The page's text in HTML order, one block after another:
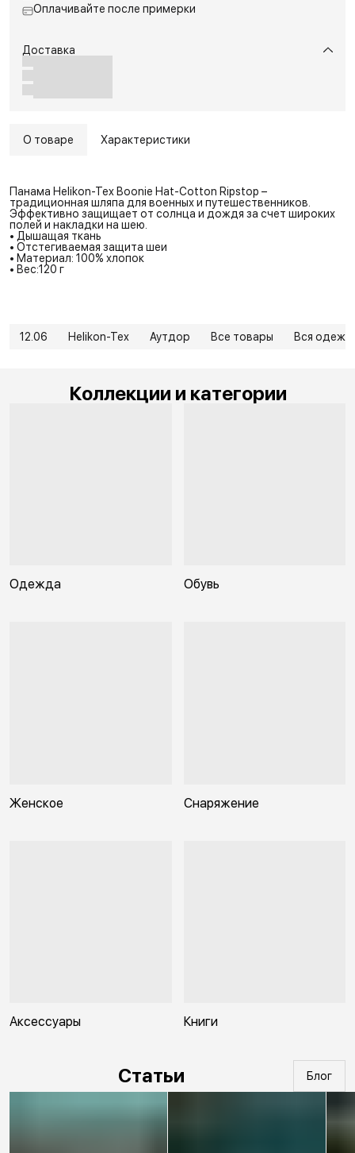
Оплачивайте после примерки
Доставка
О товаре Характеристики
Панама Helikon-Tex Boonie Hat-Cotton Ripstop –
традиционная шляпа для военных и путешественников.
Эффективно защищает от солнца и дождя за счет широких
полей и накладки на шею.
• Дышащая ткань
• Отстегиваемая защита шеи
• Материал: 100% хлопок
• Вес:120 г
12.06 Helikon-Tex Аутдор Все товары Вся
Коллекции и категории
Одежда Обувь
Женское Снаряжение
Аксессуары Книги
Статьи Блог